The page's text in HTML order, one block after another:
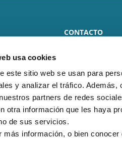
usa cookies
este sitio web se usan para
y analizar el tráfico.
partners de redes
otra información que les haya
de sus servicios.
más información, o bien
CONTACTO
Monasterio de
50013 –
Teléfono:(+34)
E-mail: